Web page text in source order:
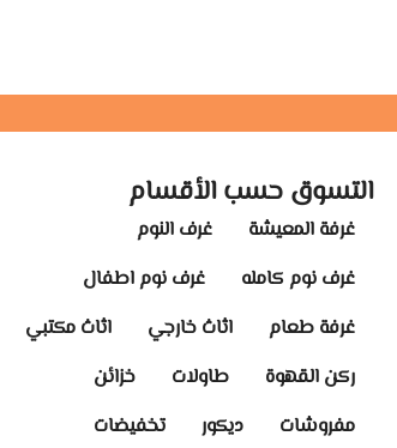
التسوق حسب الأقسام
غرفة المعيشة
غرف النوم
غرف نوم كامله
غرف نوم اطفال
غرفة طعام
اثاث خارجي
اثاث مكتبي
ركن القهوة
طاولات
خزائن
مفروشات
ديكور تخفيضات